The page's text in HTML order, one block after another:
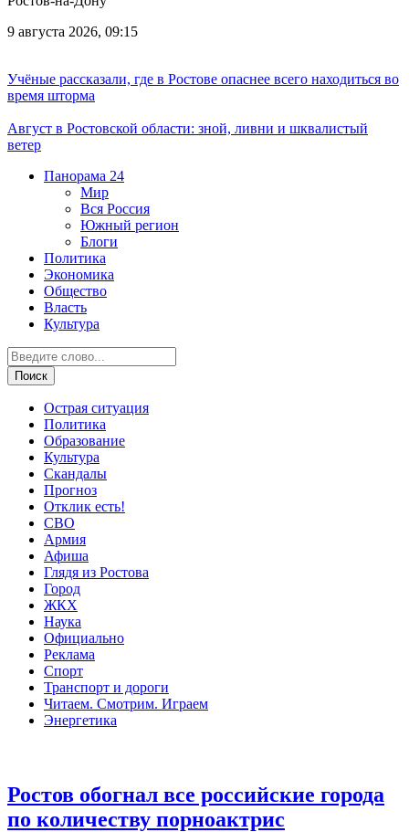
9 августа 2026, 09:15
Учёные рассказали, где в Ростове опаснее всего находиться во
время шторма
Август в Ростовской области: зной, ливни и шквалистый
ветер
Панорама 24
Мир
Вся Россия
Южный регион
Блоги
Политика
Экономика
Общество
Власть
Культура
Острая ситуация
Политика
Образование
Культура
Скандалы
Прогноз
Отклик есть!
СВО
Армия
Афиша
Глядя из Ростова
Город
ЖКХ
Наука
Официально
Реклама
Спорт
Транспорт и дороги
Читаем. Смотрим. Играем
Энергетика
Ростов обогнал все российские города
по количеству порноактрис